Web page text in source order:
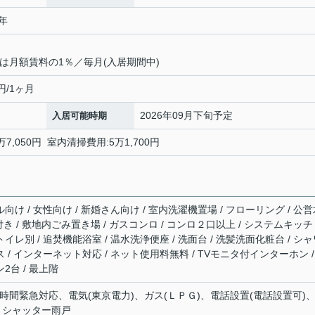
月額賃料の1％／毎月(入居期間中)
/1ヶ月
入居可能時期 2026年09月下旬予定
7,050円 室内清掃費用:5万1,700円
け / 女性向け / 新婚さん向け / 室内洗濯機置場 / フローリング / 公営
/ 敷地内ごみ置き場 / ガスコンロ / コンロ２口以上 / システムキッチ
レ別 / 追焚機能浴室 / 温水洗浄便座 / 洗面台 / 洗髪洗面化粧台 / シャ
/ インターネット対応 / ネット使用料無料 / TVモニタ付インターホン
2台 / 最上階
間緊急対応、電気(東京電力)、ガス(ＬＰＧ)、電話設置(電話設置可)
ャッター雨戸